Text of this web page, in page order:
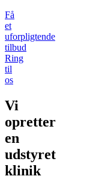
Få
et
uforpligtende
tilbud
Ring
til
os
Vi
opretter
en
udstyret
klinik